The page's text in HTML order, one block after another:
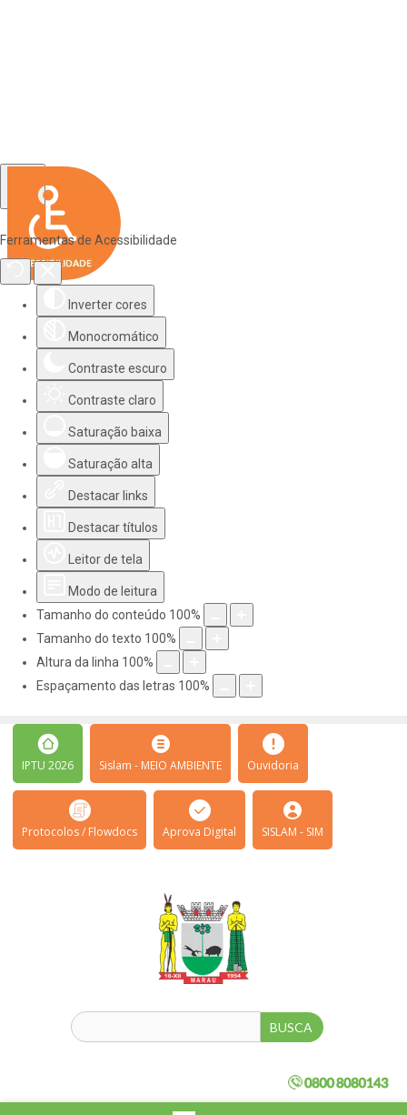
Ferramentas de Acessibilidade
Inverter cores
Monocromático
Contraste escuro
Contraste claro
Saturação baixa
Saturação alta
Destacar links
Destacar títulos
Leitor de tela
Modo de leitura
Tamanho do conteúdo 100%
Tamanho do texto 100%
Altura da linha 100%
Espaçamento das letras 100%
IPTU 2026 Sislam - MEIO AMBIENTE Ouvidoria
Protocolos / Flowdocs Aprova Digital SISLAM - SIM